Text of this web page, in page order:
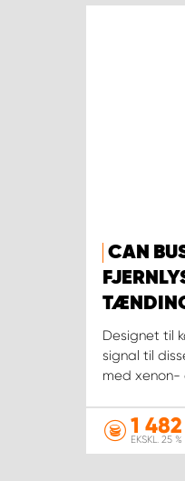
CAN
Designet til
signal til
med xenon-
1 482
EKSKL. 25